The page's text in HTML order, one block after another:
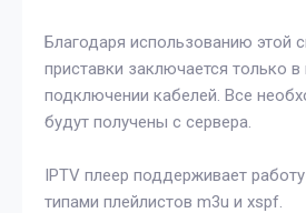
Благодаря использованию этой
приставки заключается только
подключении кабелей. Все
будут получены с сервера.
IPTV плеер поддерживает
типами плейлистов m3u и xspf.